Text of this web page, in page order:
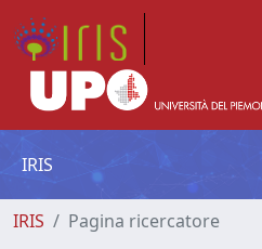
IRIS
IRIS Pagina ricercatore